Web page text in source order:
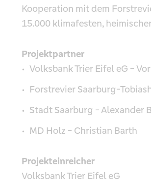
Kooperation mit dem
15.000 klimafesten,
Projektpartner
Volksbank Trier Eifel eG -
Forstrevier Saarburg-
Stadt Saarburg - Alexander
MD Holz - Christian Barth
Projekteinreicher
Volksbank Trier Eifel eG